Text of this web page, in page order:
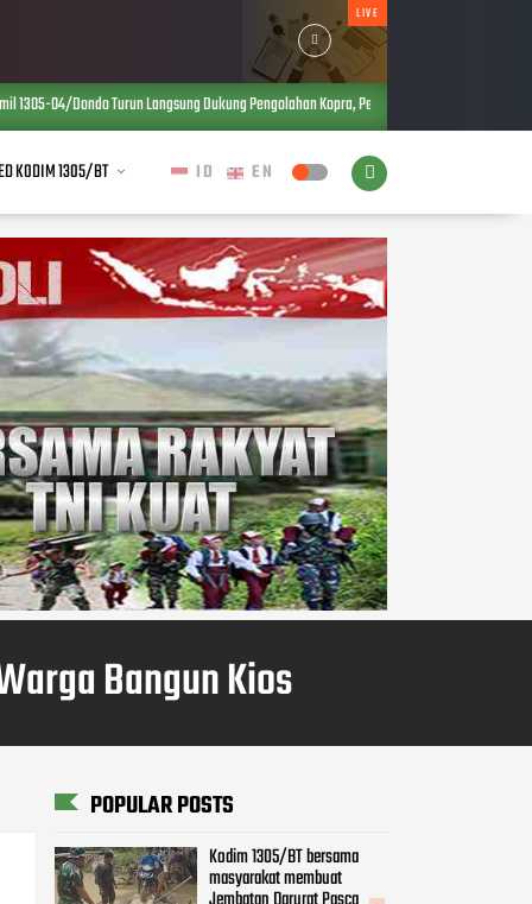
LIVE
Dukung Pengolahan Kopra, Perkuat Ketahanan Pangan dan Ekonomi Warga
KODIM 1305/BT
Bangun Kios
POPULAR POSTS
Kodim 1305/BT bersama
masyarakat membuat